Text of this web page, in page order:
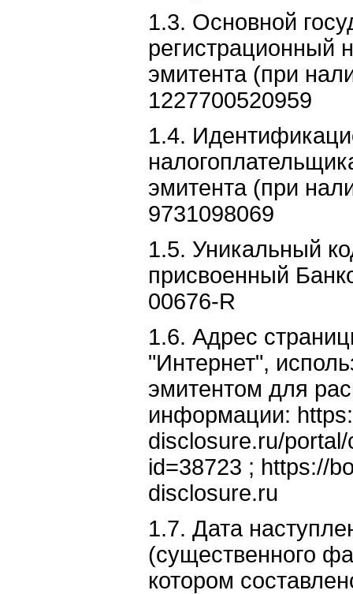
1.3. Основной
эмитента (при
1227700520959
1.4.
эмитента (при
9731098069
1.5. Уникальный
присвоенный
00676-R
1.6. Адрес
"Интернет",
эмитентом для
информации:
disclosure.ru/
id=38723 ; https://
disclosure.ru
1.7. Дата
(существенного
котором